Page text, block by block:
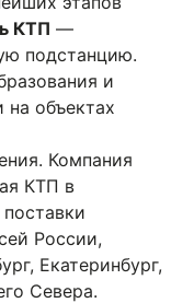
КТП —
подстанцию.
и
на объектах
Компания
КТП в
России,
Екатеринбург,
Севера.